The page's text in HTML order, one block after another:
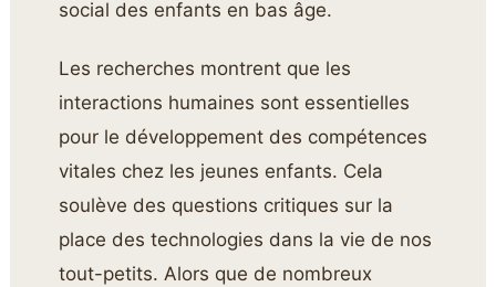
social des enfants en bas âge.
Les recherches montrent que les
interactions humaines sont essentielles
pour le développement des compétences
vitales chez les jeunes enfants. Cela
soulève des questions critiques sur la
place des technologies dans la vie de nos
tout-petits. Alors que de nombreux